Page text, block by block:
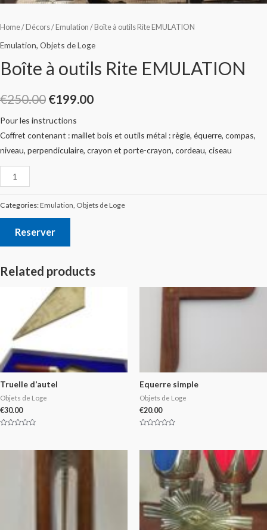
Home/ Décors/ Emulation / Boîte à outils Rite EMULATION
Emulation, Objets de Loge
Boîte à outils Rite EMULATION
€250.00 €199.00
Pour les instructions
Coffret contenant : maillet bois et outils métal : règle, équerre, compas,
niveau, perpendiculaire, crayon et porte-crayon, cordeau, ciseau
Categories:Emulation, Objets de Loge
Reserver
Related products
Truelle d’autel
Objets de Loge
€30.00
of
Equerre simple
Objets de Loge
€20.00
of